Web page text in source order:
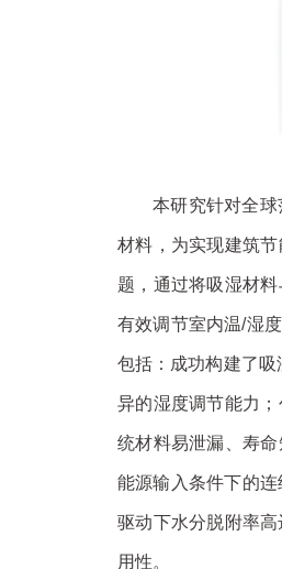
本研究针对全
材料，为实现建筑
题，通过将吸湿材
有效调节室内温/湿
包括： 成功构建了
异的湿度调节能力；
统材料易泄漏、寿命
能源输入条件下的
驱动下水分脱附率高
用性。